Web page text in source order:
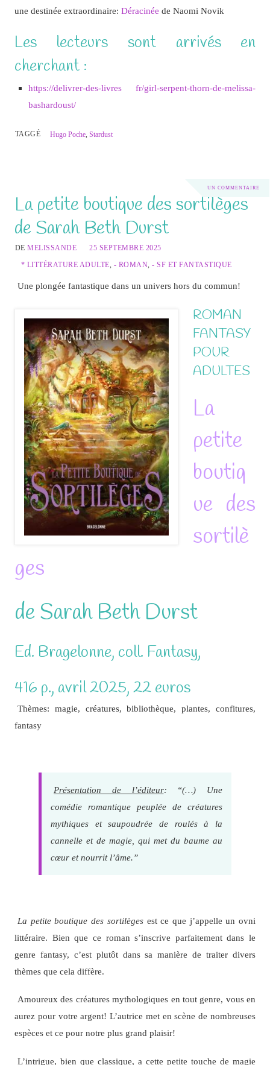
une destinée extraordinaire: Déracinée de Naomi Novik
Les lecteurs sont arrivés en
cherchant :
https://delivrer-des-livres fr/girl-serpent-thorn-de-melissa-
bashardoust/
TAGGÉ Hugo Poche ,Stardust
UN COMMENTAIRE
La petite boutique des sortilèges
de Sarah Beth Durst
DEMELISSANDE
25 SEPTEMBRE 2025
* LITTÉRATURE ADULTE - ROMAN ,- SF ET FANTASTIQUE
Une plongée fantastique dans un univers hors du commun!
ROMAN
FANTASY
POUR
ADULTES
La
petite
boutiq
ue des
sortilè
ges
de Sarah Beth Durst
Ed. Bragelonne, coll. Fantasy,
416 p., avril 2025, 22 euros
Thèmes: magie, créatures, bibliothèque, plantes, confitures,
fantasy
Présentation de l’éditeur: “(…) Une
comédie romantique peuplée de créatures
mythiques et saupoudrée de roulés à la
cannelle et de magie, qui met du baume au
cœur et nourrit l’âme.”
La petite boutique des sortilègesest ce que j’appelle un ovni
littéraire. Bien que ce roman s’inscrive parfaitement dans le
genre fantasy, c’est plutôt dans sa manière de traiter divers
thèmes que cela diffère.
Amoureux des créatures mythologiques en tout genre, vous en
aurez pour votre argent! L’autrice met en scène de nombreuses
espèces et ce pour notre plus grand plaisir!
L’intrigue, bien que classique, a cette petite touche de magie